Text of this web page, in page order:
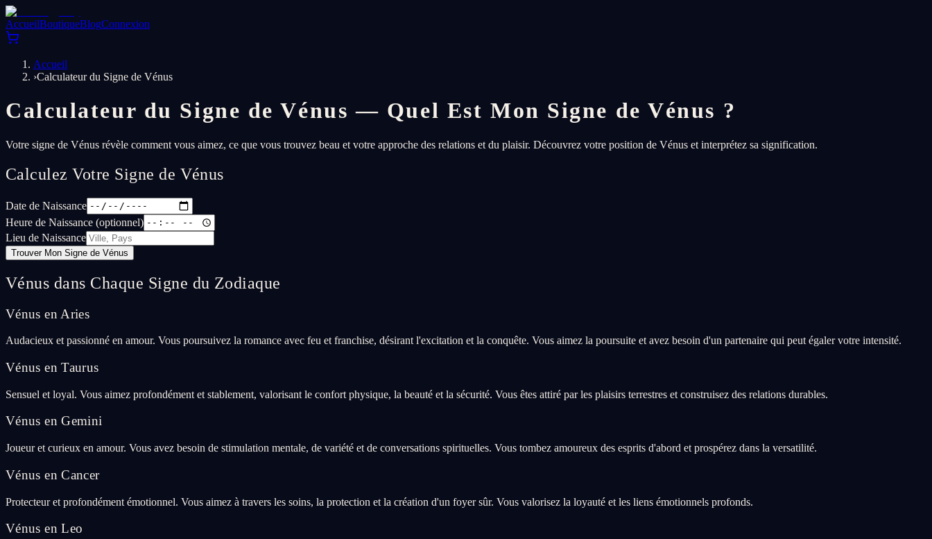
AccueilBoutiqueBlogConnexion
Accueil
›Calculateur du Signe de Vénus
Calculateur du Signe de Vénus — Quel Est Mon Signe de Vénus ?
Votre signe de Vénus révèle comment vous aimez, ce que vous trouvez beau et votre approche des relations et du plaisir. Découvrez votre position de Vénus et interprétez sa signification.
Calculez Votre Signe de Vénus
Date de Naissance
Heure de Naissance (optionnel)
Lieu de Naissance
Trouver Mon Signe de Vénus
Vénus dans Chaque Signe du Zodiaque
Vénus en Aries
Audacieux et passionné en amour. Vous poursuivez la romance avec feu et franchise, désirant l'excitation et la conquête. Vous aimez la poursuite et avez besoin d'un partenaire qui peut égaler votre intensité.
Vénus en Taurus
Sensuel et loyal. Vous aimez profondément et stablement, valorisant le confort physique, la beauté et la sécurité. Vous êtes attiré par les plaisirs terrestres et construisez des relations durables.
Vénus en Gemini
Joueur et curieux en amour. Vous avez besoin de stimulation mentale, de variété et de conversations spirituelles. Vous tombez amoureux des esprits d'abord et prospérez dans la versatilité.
Vénus en Cancer
Protecteur et profondément émotionnel. Vous aimez à travers les soins, la protection et la création d'un foyer sûr. Vous valorisez la loyauté et les liens émotionnels profonds.
Vénus en Leo